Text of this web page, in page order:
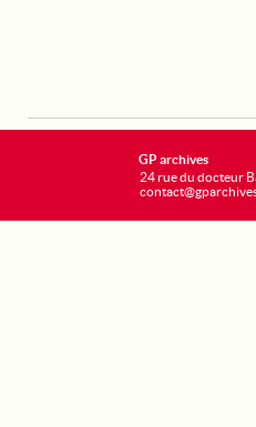
GP archives
24 rue du docteur